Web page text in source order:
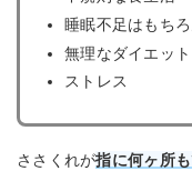
睡眠不足はもち
無理なダイエット
ストレス
ささくれが指に何ヶ所